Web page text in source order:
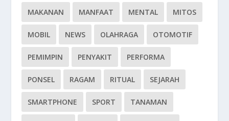
MAKANAN MANFAAT MENTAL MITOS
MOBIL NEWS OLAHRAGA OTOMOTIF
PEMIMPIN PENYAKIT PERFORMA
PONSEL RAGAM RITUAL SEJARAH
SMARTPHONE SPORT TANAMAN